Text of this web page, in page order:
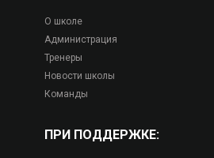
О школе
Администрация
Тренеры
Новости школы
Команды
ПРИ ПОДДЕРЖКЕ: